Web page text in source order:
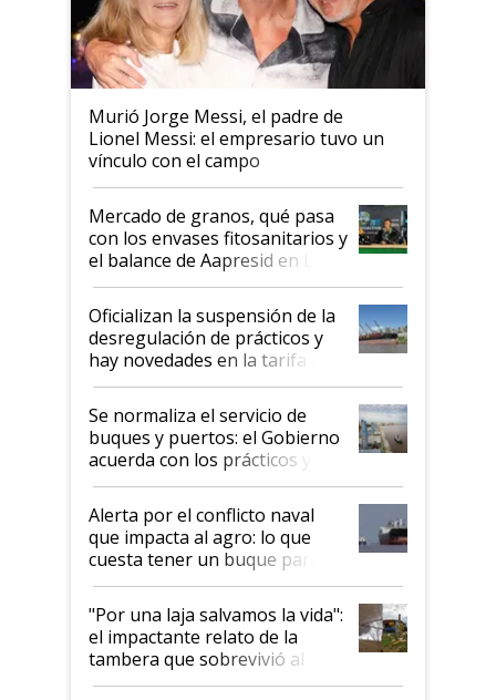
Murió Jorge Messi, el padre de
Lionel Messi: el empresario tuvo un
vínculo con el campo
Mercado de granos, qué pasa
con los envases fitosanitarios y
el balance de Aapresid en La
Posta
Oficializan la suspensión de la
desregulación de prácticos y
hay novedades en la tarifa de
la hidrovía
Se normaliza el servicio de
buques y puertos: el Gobierno
acuerda con los prácticos y
suspende el decreto de
desregulación
Alerta por el conflicto naval
que impacta al agro: lo que
cuesta tener un buque parado
y el peligro de que Argentina
pase a ser "país sucio"
"Por una laja salvamos la vida":
el impactante relato de la
tambera que sobrevivió al
tornado